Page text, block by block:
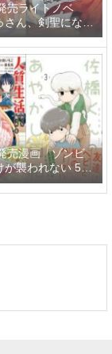
売ライトノベ
さん、剣聖になる
範だったのに、
放ってくれない件
にしましょう ～
転移物語～ 6巻」
活動記 34
売漫画「ゾンビ
が襲われない 5
るスローライフ
んのあやかし日